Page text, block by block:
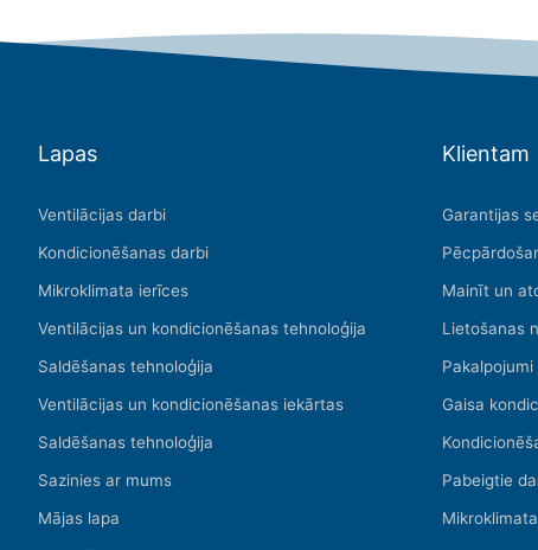
Lapas
Ventilācijas darbi
Kondicionēšanas darbi
Mikroklimata ierīces
Ventilācijas un kondicionēšanas tehnoloģija
Saldēšanas tehnoloģija
Ventilācijas un kondicionēšanas iekārtas
Saldēšanas tehnoloģija
Sazinies ar mums
Mājas lapa
Klientam
Garantijas
Mainīt un
Lietošanas
Pakalpojumi
Gaisa
Pabeigtie